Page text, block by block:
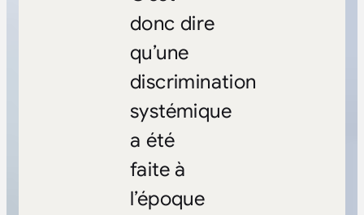
donc dire
qu’une
discrimination
systémique
a été
faite à
l’époque